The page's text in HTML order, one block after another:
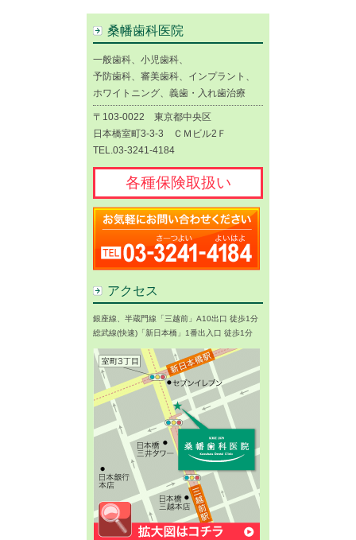
桑幡歯科医院
一般歯科、小児歯科、
予防歯科、審美歯科、インプラント、
ホワイトニング、義歯・入れ歯治療
〒103-0022 東京都中央区
日本橋室町3-3-3 ＣＭビル2Ｆ
TEL.03-3241-4184
各種保険取扱い
アクセス
銀座線、半蔵門線「三越前」A10出口 徒歩1分
総武線(快速)「新日本橋」1番出入口 徒歩1分